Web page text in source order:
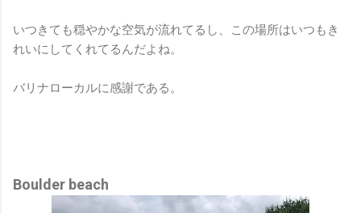
いつきても穏やかな空気が流れてるし、この場所はいつもき
れいにしてくれてるんだよね。
バリナローカルに感謝である。
Boulder beach